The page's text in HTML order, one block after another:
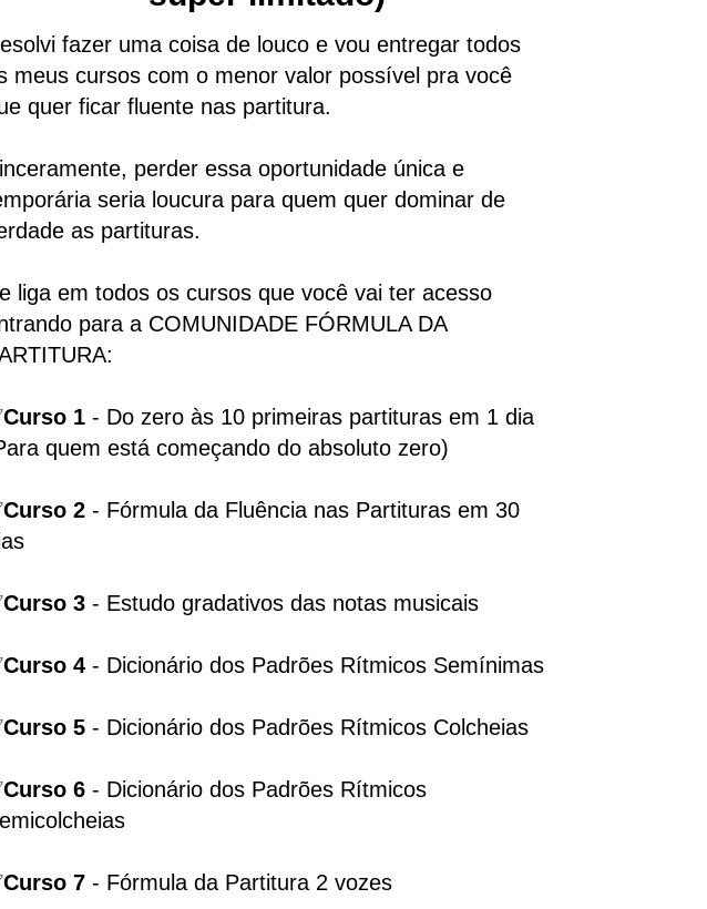
fazer uma coisa de louco e vou entregar todos
meus cursos com o menor valor possível pra você
quer ficar fluente nas partitura.
perder essa oportunidade única e
seria loucura para quem quer dominar de
as partituras.
liga em todos os cursos que você vai ter acesso
para a COMUNIDADE FÓRMULA DA
Curso 1 - Do zero às 10 primeiras partituras em 1 dia
quem está começando do absoluto zero)
Curso 2 - Fórmula da Fluência nas Partituras em 30
Curso 3 - Estudo gradativos das notas musicais
Curso 4 - Dicionário dos Padrões Rítmicos Semínimas
Curso 5 - Dicionário dos Padrões Rítmicos Colcheias
Curso 6 - Dicionário dos Padrões Rítmicos
Curso 7 - Fórmula da Partitura 2 vozes